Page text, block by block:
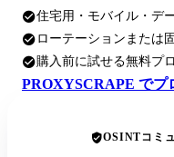
住宅用・モバイル・デ
ローテーションまたは
購入前に試せる無料プ
PROXYSCRAPE でプ
OSINTコミ